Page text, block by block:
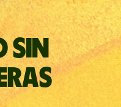
sin